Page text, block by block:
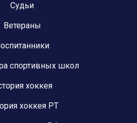
Судьи
Ветераны
спортивных школ
хоккея
хоккея РТ